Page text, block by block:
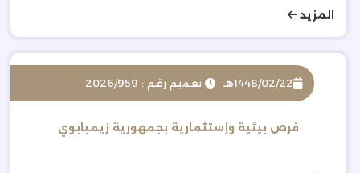
المزيد
1448/02/22هـ تعميم رقم : 2026/959
فرص بيئية وإستثمارية بجمهورية زيمبابوي